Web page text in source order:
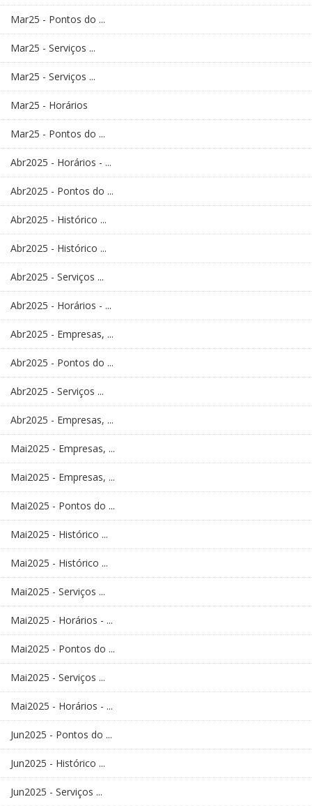
Mar25 - Pontos do ...
Mar25 - Serviços ...
Mar25 - Serviços ...
Mar25 - Horários
Mar25 - Pontos do ...
Abr2025 - Horários - ...
Abr2025 - Pontos do ...
Abr2025 - Histórico ...
Abr2025 - Histórico ...
Abr2025 - Serviços ...
Abr2025 - Horários - ...
Abr2025 - Empresas, ...
Abr2025 - Pontos do ...
Abr2025 - Serviços ...
Abr2025 - Empresas, ...
Mai2025 - Empresas, ...
Mai2025 - Empresas, ...
Mai2025 - Pontos do ...
Mai2025 - Histórico ...
Mai2025 - Histórico ...
Mai2025 - Serviços ...
Mai2025 - Horários - ...
Mai2025 - Pontos do ...
Mai2025 - Serviços ...
Mai2025 - Horários - ...
Jun2025 - Pontos do ...
Jun2025 - Histórico ...
Jun2025 - Serviços ...